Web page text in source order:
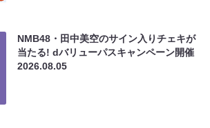
NMB48・田中美空のサイン入りチェキが
当たる! dバリューパスキャンペーン開催
2026.08.05